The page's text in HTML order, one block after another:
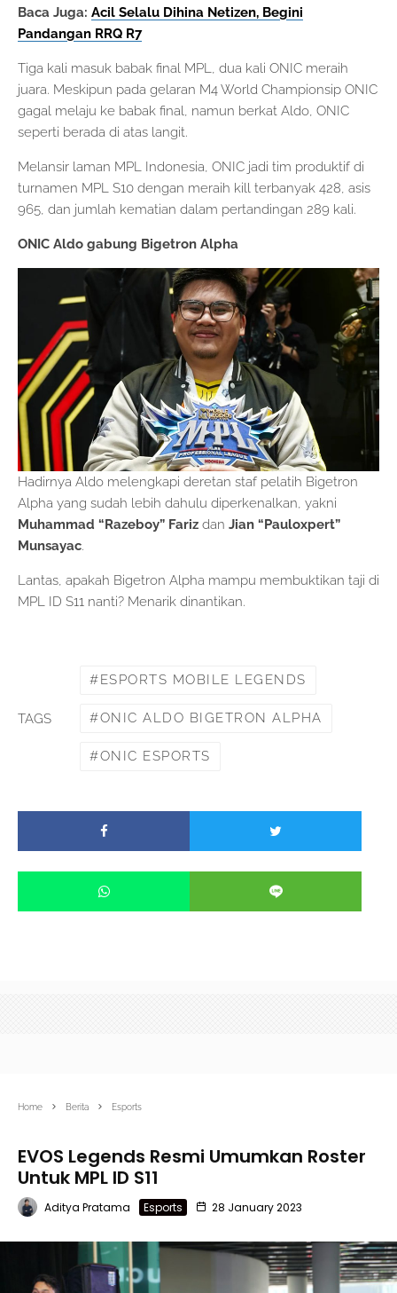
Baca Juga: Acil Selalu Dihina Netizen, Begini
Pandangan RRQ R7
Tiga kali masuk babak final MPL, dua kali ONIC meraih
juara. Meskipun pada gelaran M4 World Championsip ONIC
gagal melaju ke babak final, namun berkat Aldo, ONIC
seperti berada di atas langit.
Melansir laman MPL Indonesia, ONIC jadi tim produktif di
turnamen MPL S10 dengan meraih kill terbanyak 428, asis
965, dan jumlah kematian dalam pertandingan 289 kali.
ONIC Aldo gabung Bigetron Alpha
Hadirnya Aldo melengkapi deretan staf pelatih Bigetron
Alpha yang sudah lebih dahulu diperkenalkan, yakni
Muhammad “Razeboy” Fariz dan Jian “Pauloxpert”
Munsayac.
Lantas, apakah Bigetron Alpha mampu membuktikan taji di
MPL ID S11 nanti? Menarik dinantikan.
TAGS
ESPORTS MOBILE LEGENDS
ONIC ALDO BIGETRON ALPHA
ONIC ESPORTS
Home Berita Esports
EVOS Legends Resmi Umumkan Roster
Untuk MPL ID S11
Aditya Pratama Esports 28 January 2023